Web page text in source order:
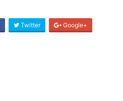
Twitter Google+